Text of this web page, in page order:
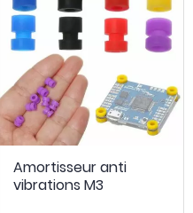
Amortisseur anti
vibrations M3